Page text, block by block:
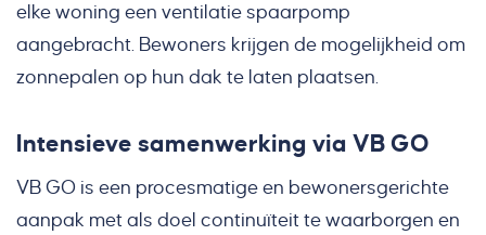
elke woning een ventilatie spaarpomp
aangebracht. Bewoners krijgen de mogelijkheid om
zonnepalen op hun dak te laten plaatsen.
Intensieve samenwerking via VB GO
VB GO is een procesmatige en bewonersgerichte
aanpak met als doel continuïteit te waarborgen en